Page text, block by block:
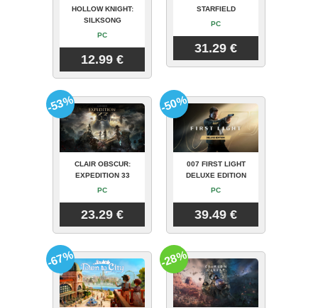
HOLLOW KNIGHT:
SILKSONG
PC
12.99 €
STARFIELD
PC
31.29 €
CLAIR OBSCUR:
EXPEDITION 33
PC
23.29 €
-53%
007 FIRST LIGHT
DELUXE EDITION
PC
39.49 €
-50%
-67% -28%